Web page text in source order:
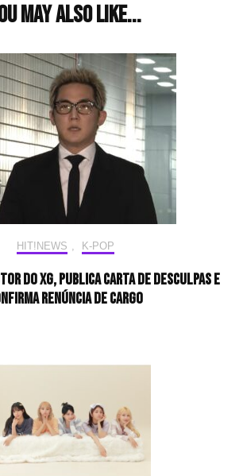
may also like...
HIT!NEWS , K-POP
do XG, publica carta de desculpas e
renúncia de cargo